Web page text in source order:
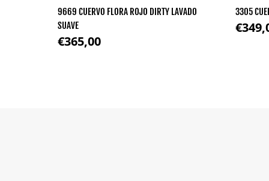
9669 CUERVO FLORA ROJO DIRTY LAVADO
SUAVE
Precio regular
€365,00
3305
Precio